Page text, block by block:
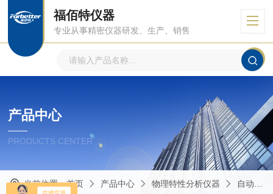
福佰特仪器
专业从事精密仪器研发、生产、销售
产品中心
PRODUCTS CENTER
当前位置：首页 产品中心 物理特性分析仪器 自动型接触角测量仪